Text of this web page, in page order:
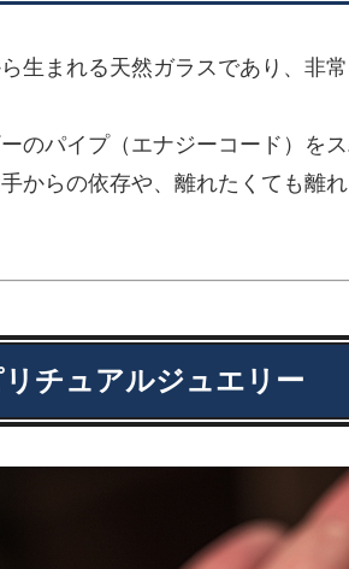
生まれる天然ガラスであり、非
のパイプ（エナジーコード）を
からの依存や、離れたくても離
チュアルジュエリー